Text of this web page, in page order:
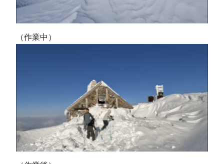
（作業中）